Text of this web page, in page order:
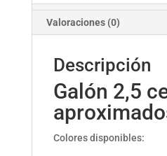
Valoraciones (0)
Descripción
Galón 2,5
Colores disponibles: